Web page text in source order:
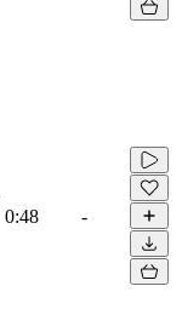
0:48 -